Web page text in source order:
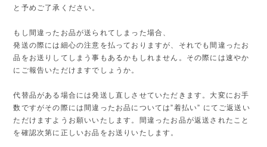
と予めご了承ください。
もし間違ったお品が送られてしまった場合、
発送の際には細心の注意を払っておりますが、それでも間違ったお
品をお送りしてしまう事もあるかもしれません。その際には速やか
にご報告いただけますでしょうか。
代替品がある場合には発送し直しさせていただきます。大変にお手
数ですがその際には間違ったお品については”着払い” にてご返送い
ただけますようお願いいたします。間違ったお品が返送されたこと
を確認次第に正しいお品をお送りいたします。